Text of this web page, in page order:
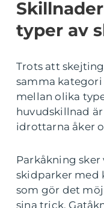
typer av
Trots att
samma
mellan olika
huvudskillnad
idrottarna åker
Parkåkning
skidparker med
som gör det
sina trick.